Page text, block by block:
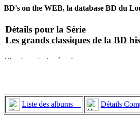
BD's on the WEB, la database BD du
Détails pour la Série
Les grands classiques de la BD
Liste des albums Détails